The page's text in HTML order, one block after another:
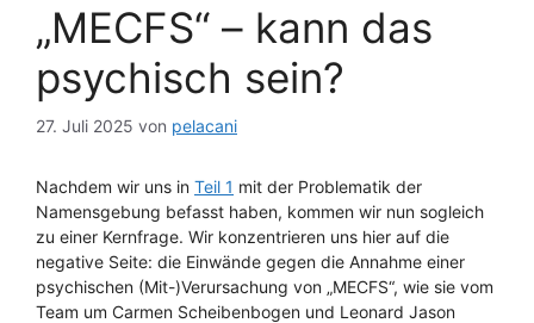
„MECFS“ – kann das
psychisch sein?
27. Juli 2025 von pelacani
Nachdem wir uns in Teil 1 mit der Problematik der
Namensgebung befasst haben, kommen wir nun sogleich
zu einer Kernfrage. Wir konzentrieren uns hier auf die
negative Seite: die Einwände gegen die Annahme einer
psychischen (Mit-)Verursachung von „MECFS“, wie sie vom
Team um Carmen Scheibenbogen und Leonard Jason